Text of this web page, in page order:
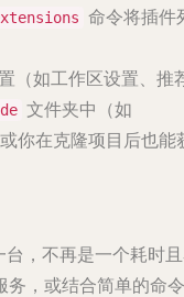
命令将插件
（如工作区设置、推
文件夹中（如
你在克隆项目后也能
，不再是一个耗时
务，或结合简单的命令